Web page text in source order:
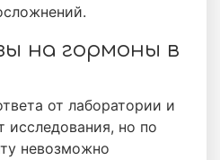
на гормоны в
от лаборатории и
исследования, но по
невозможно